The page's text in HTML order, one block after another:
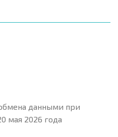
данными при
мая 2026 года